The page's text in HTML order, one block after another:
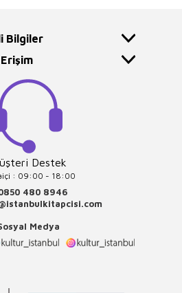
Bilgiler
Erişim
Destek
: 09:00 - 18:00
480 8946
Medya